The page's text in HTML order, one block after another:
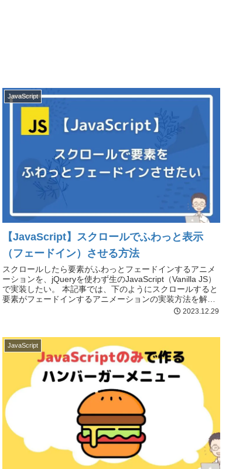
JavaScript
【JavaScript】スクロールでふわっと表示
（フェードイン）させる方法
スクロールしたら要素がふわっとフェードインするアニメ
ーションを、jQueryを使わず生のJavaScript（Vanilla JS）
で実装したい。 本記事では、下のようにスクロールすると
要素がフェードインするアニメーションの実装方法を解説
2023.12.29
JavaScript